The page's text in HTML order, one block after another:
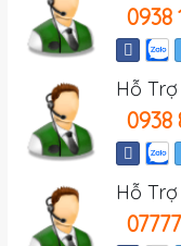
0938
Hỗ
0938
Hỗ